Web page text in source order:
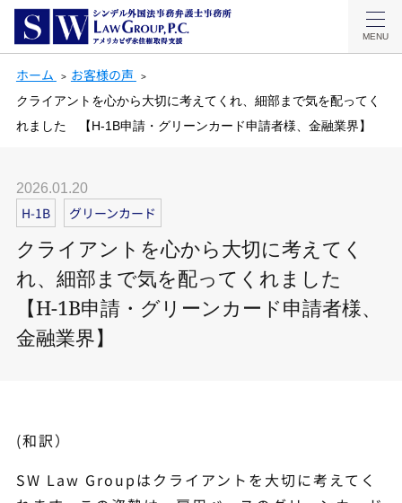
MENU
ホーム お客様の声
クライアントを心から大切に考えてくれ、細部まで気を配ってく
れました 【H-1B申請・グリーンカード申請者様、金融業界】
2026.01.20
H-1B グリーンカード
クライアントを心から大切に考えてく
れ、細部まで気を配ってくれました
【H-1B申請・グリーンカード申請者様、
金融業界】
(和訳）
SW Law Groupはクライアントを大切に考えてく